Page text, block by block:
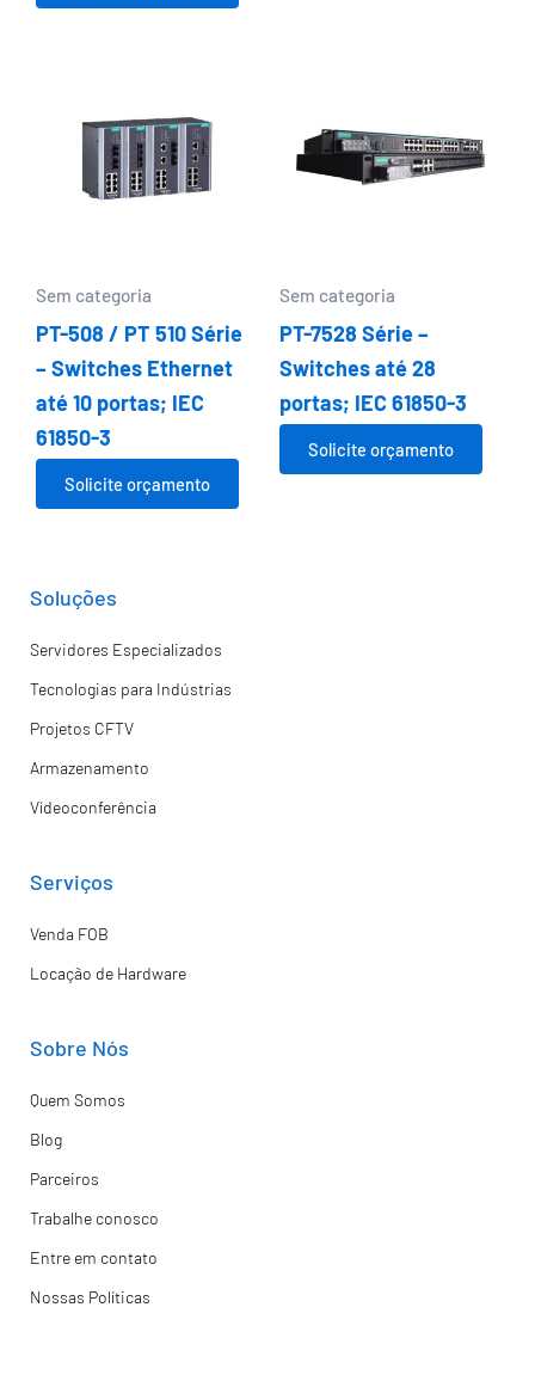
Sem categoria
PT-508 / PT 510 Série
– Switches Ethernet
até 10 portas; IEC
61850-3
Solicite orçamento
Sem categoria
PT-7528 Série –
Switches até 28
portas; IEC 61850-3
Solicite orçamento
Soluções
Servidores Especializados
Tecnologias para Indústrias
Projetos CFTV
Armazenamento
Vídeoconferência
Serviços
Venda FOB
Locação de Hardware
Sobre Nós
Quem Somos
Blog
Parceiros
Trabalhe conosco
Entre em contato
Nossas Políticas